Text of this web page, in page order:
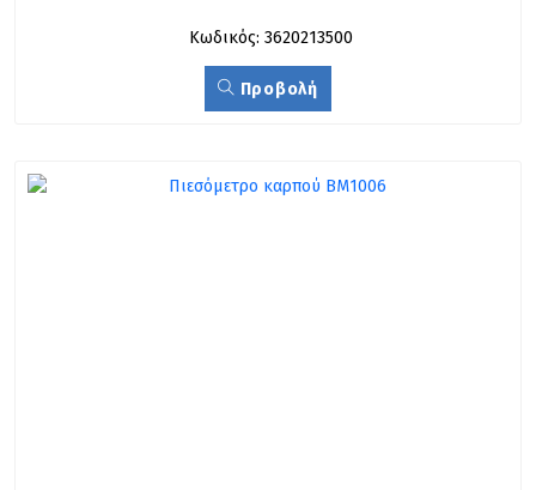
Κωδικός: 3620213500
Προβολή